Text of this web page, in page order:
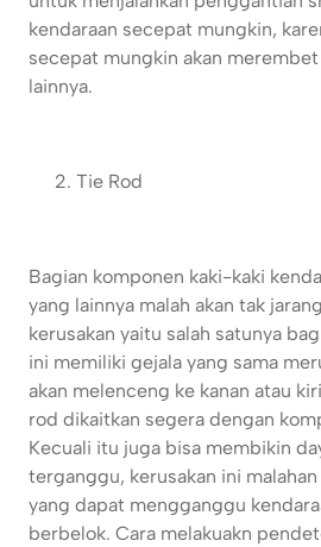
kendaraan secepat mungkin,
secepat mungkin akan
lainnya.
Tie Rod
Bagian komponen kaki-kaki
yang lainnya malah akan tak
kerusakan yaitu salah satunya
ini memiliki gejala yang sama
akan melenceng ke kanan atau
rod dikaitkan segera dengan
Kecuali itu juga bisa membikin
terganggu, kerusakan ini
yang dapat mengganggu
berbelok. Cara melakuakn